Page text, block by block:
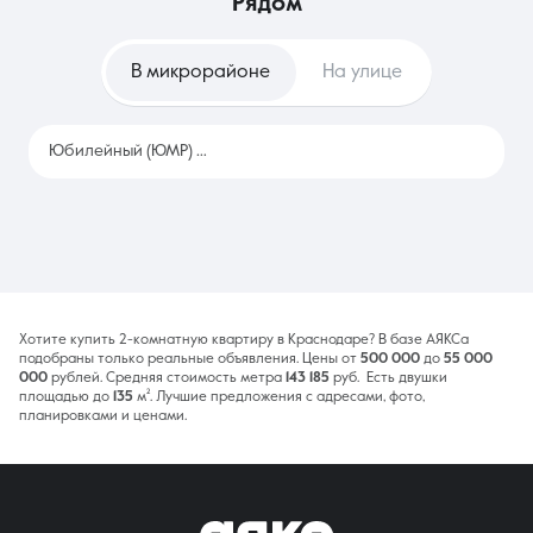
не готов к крупным разовым расходам на ремонт. Это
В микрорайоне На улице
Юбилейный (ЮМР)
Хотите купить 2-комнатную квартиру в Краснодаре? В базе АЯКСа
подобраны только реальные объявления. Цены от 500 000 до 55 000
000 рублей. Средняя стоимость метра 143 185 руб. Есть двушки
площадью до 135 м². Лучшие предложения с адресами, фото,
планировками и ценами.